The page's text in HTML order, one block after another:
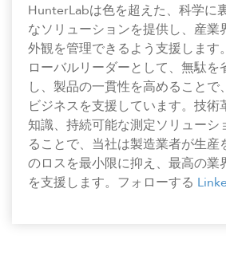
HunterLabは色を超えた、科学に
なソリューションを提供し、産業
外観を管理できるよう支援します
ローバルリーダーとして、無駄を
し、製品の一貫性を高めることで
ビジネスを支援しています。技術
知識、持続可能な測定ソリューシ
ることで、当社は製造業者が生産
のロスを最小限に抑え、最高の業
を支援します。フォローする